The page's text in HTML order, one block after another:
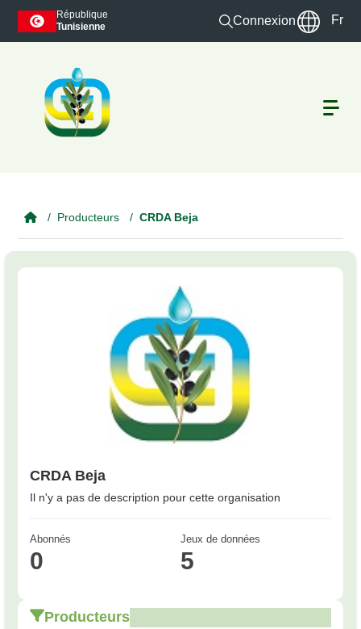
Skip to main content
République
Tunisienne
Connexion Fr
Producteurs CRDA Beja
CRDA Beja
Il n'y a pas de description pour cette organisation
Abonnés
0
Jeux de données
5
Producteurs